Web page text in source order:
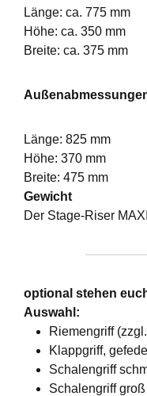
Länge: ca. 775 mm
Höhe: ca. 350 mm
Breite: ca. 375 mm
Länge: 825 mm
Höhe: 370 mm
Breite: 475 mm
Gewicht
Der Stage-Riser
optional stehen
Auswahl:
Riemengriff
Klappgriff,
Schalengriff
Schalengriff